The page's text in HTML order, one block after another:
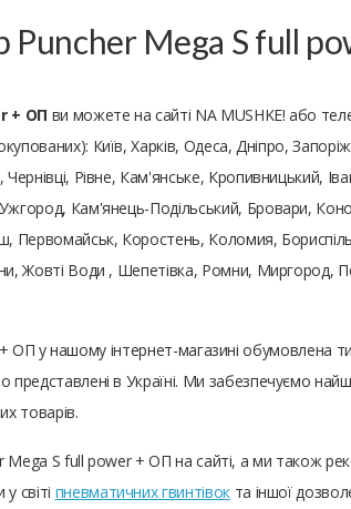
Puncher Mega S full
+ ОП ви можете на сайті NA MUSHKE! або
Київ, Харків, Одеса, Дніпро,
Рівне, Кам'янське, Кропивницький,
Кам'янець-Подільський, Бровари,
Первомайськ, Коростень, Коломия,
Жовті Води , Шепетівка, Ромни, Миргород,
+ ОП у нашому інтернет-магазині
представлені в Україні. Ми забезпечуємо
товарів.
S full power + ОП на сайті, а ми також
світі пневматичних гвинтівокта іншої